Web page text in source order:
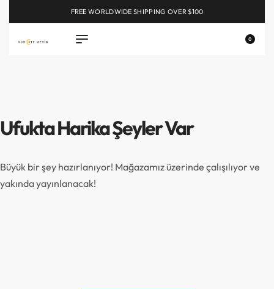
FREE WORLDWIDE SHIPPING OVER $100
0
Ufukta Harika Şeyler Var
Büyük bir şey hazırlanıyor! Mağazamız üzerinde çalışılıyor ve
yakında yayınlanacak!